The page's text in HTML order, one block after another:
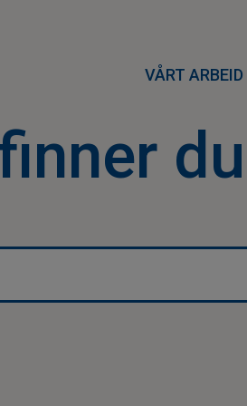
VÅRT ARBEID